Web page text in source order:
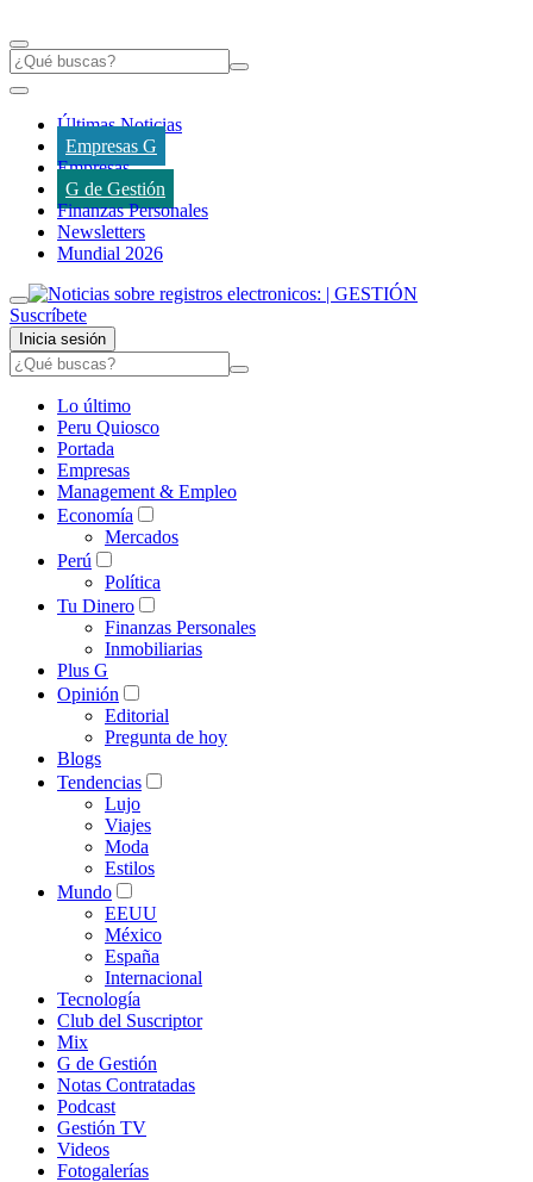
Últimas Noticias
Empresas G
Empresas
G de Gestión
Finanzas Personales
Newsletters
Mundial 2026
Suscríbete
Inicia sesión
Lo último
Peru Quiosco
Portada
Empresas
Management & Empleo
Economía
Mercados
Perú
Política
Tu Dinero
Finanzas Personales
Inmobiliarias
Plus G
Opinión
Editorial
Pregunta de hoy
Blogs
Tendencias
Lujo
Viajes
Moda
Estilos
Mundo
EEUU
México
España
Internacional
Tecnología
Club del Suscriptor
Mix
G de Gestión
Notas Contratadas
Podcast
Gestión TV
Videos
Fotogalerías